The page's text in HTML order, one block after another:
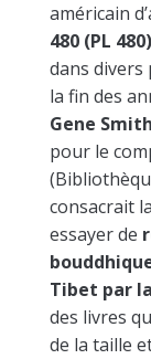
américain
480 (PL 480)
dans divers
la fin des
Gene Smith
pour le
consacrait
essayer de
Tibet par
des livres
de la taille